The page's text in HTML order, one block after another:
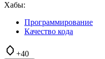
Хабы:
Программирование
Качество кода
+40